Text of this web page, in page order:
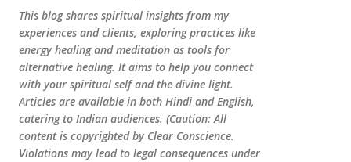
This blog shares spiritual insights from my
experiences and clients, exploring practices like
energy healing and meditation as tools for
alternative healing. It aims to help you connect
with your spiritual self and the divine light.
Articles are available in both Hindi and English,
catering to Indian audiences. (Caution: All
content is copyrighted by Clear Conscience.
Violations may lead to legal consequences under